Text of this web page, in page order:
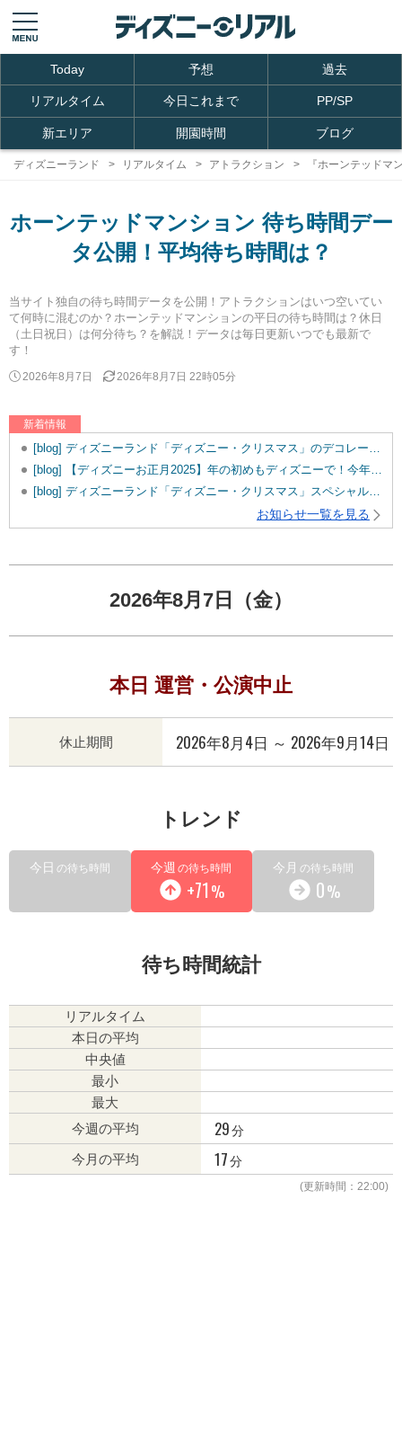
Today 予想 過去
リアルタイム 今日これまで PP/SP
新エリア 開園時間 ブログ
ディズニーランド リアルタイム アトラクション 『ホーンテッドマ
ホーンテッドマンション 待ち時間デー
タ公開！平均待ち時間は？
当サイト独自の待ち時間データを公開！アトラクションはいつ空いてい
て何時に混むのか？ホーンテッドマンションの平日の待ち時間は？休日
（土日祝日）は何分待ち？を解説！データは毎日更新いつでも最新で
す！
2026年8月7日 2026年8月7日 22時05分
新着情報
[blog] ディズニーランド「ディズニー・クリスマス」のデコレーションをご紹介！
[blog] 【ディズニーお正月2025】年の初めもディズニーで！今年のお正月イベント内容は？
[blog] ディズニーランド「ディズニー・クリスマス」スペシャルメニューをご紹介♪
お知らせ一覧を見る
2026年8月7日（金）
本日 運営・公演中止
休止期間 2026年8月4日 ～ 2026年9月14日
トレンド
今日 の待ち時間 今週 の待ち時間
+71 %
今月 の待ち時間
0%
待ち時間統計
リアルタイム
本日の平均
中央値
最小
最大
今週の平均
29分
今月の平均 17分
(更新時間：22:00)